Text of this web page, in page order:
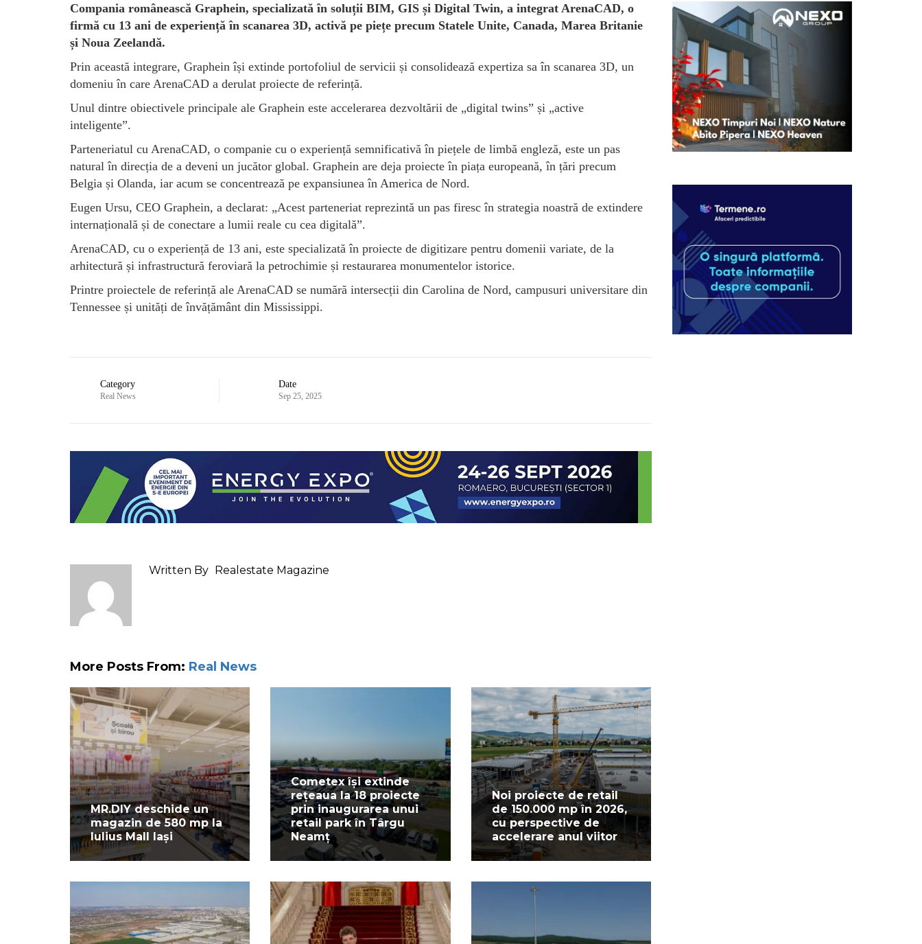
Compania românească Graphein, specializată în soluții BIM, GIS și Digital Twin, a integrat ArenaCAD, o
firmă cu 13 ani de experiență în scanarea 3D, activă pe piețe precum Statele Unite, Canada, Marea Britanie
și Noua Zeelandă.
Prin această integrare, Graphein își extinde portofoliul de servicii și consolidează expertiza sa în scanarea 3D, un
domeniu în care ArenaCAD a derulat proiecte de referință.
Unul dintre obiectivele principale ale Graphein este accelerarea dezvoltării de „digital twins” și „active
inteligente”.
Parteneriatul cu ArenaCAD, o companie cu o experiență semnificativă în piețele de limbă engleză, este un pas
natural în direcția de a deveni un jucător global. Graphein are deja proiecte în piața europeană, în țări precum
Belgia și Olanda, iar acum se concentrează pe expansiunea în America de Nord.
Eugen Ursu, CEO Graphein, a declarat: „Acest parteneriat reprezintă un pas firesc în strategia noastră de extindere
internațională și de conectare a lumii reale cu cea digitală”.
ArenaCAD, cu o experiență de 13 ani, este specializată în proiecte de digitizare pentru domenii variate, de la
arhitectură și infrastructură feroviară la petrochimie și restaurarea monumentelor istorice.
Printre proiectele de referință ale ArenaCAD se numără intersecții din Carolina de Nord, campusuri universitare din
Tennessee și unități de învățământ din Mississippi.
Category
Real News
Date
Sep 25, 2025
Written By Realestate Magazine
More Posts From: Real News
MR.DIY deschide un
magazin de 580 mp la
Iulius Mall Iași
Cometex își extinde
rețeaua la 18 proiecte
prin inaugurarea unui
retail park în Târgu
Neamț
Noi proiecte de retail
de 150.000 mp în 2026,
cu perspective de
accelerare anul viitor